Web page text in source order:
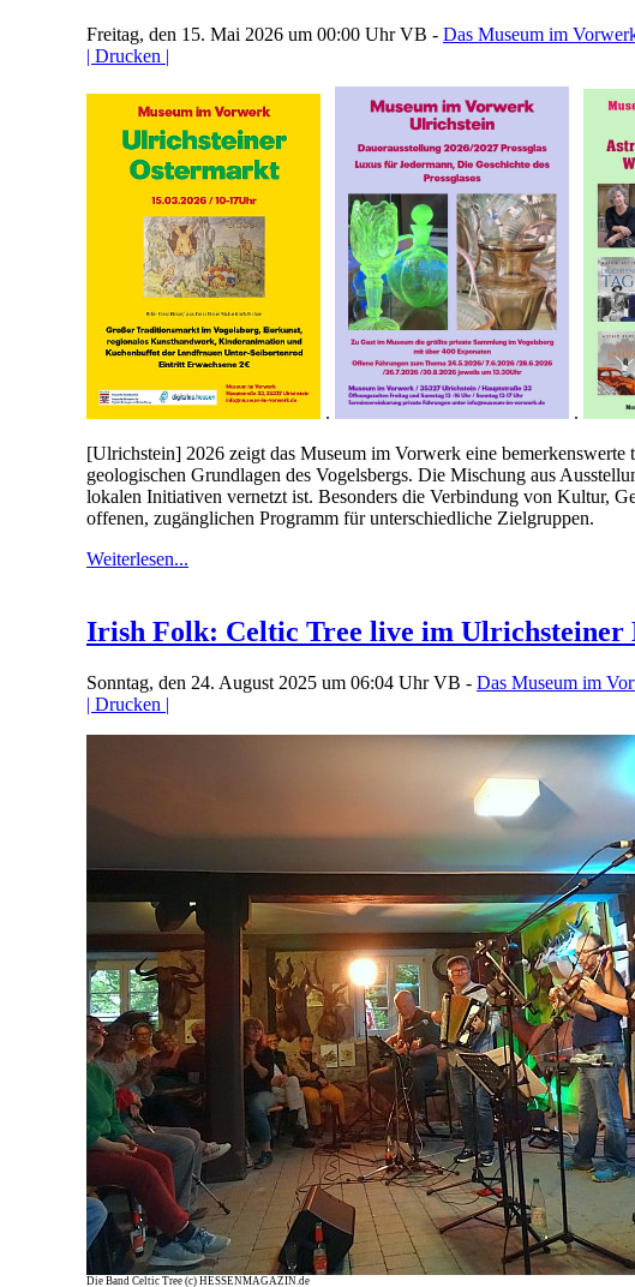
Freitag, den 15. Mai 2026 um 00:00 UhrVB - Das Museum im
| Drucken |
.
.
[Ulrichstein] 2026 zeigt das Museum im Vorwerk eine
geologischen Grundlagen des Vogelsbergs. Die Mischung aus
lokalen Initiativen vernetzt ist. Besonders die Verbindung von Kultur,
offenen, zugänglichen Programm für unterschiedliche Zielgruppen.
Weiterlesen...
Irish Folk: Celtic Tree live im Ulrichsteiner
Sonntag, den 24. August 2025 um 06:04 UhrVB - Das Museum im
| Drucken |
Die Band Celtic Tree (c) HESSENMAGAZIN.de